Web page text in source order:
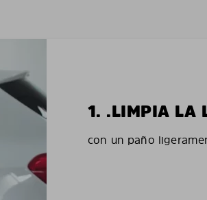
1. .LIMPIA LA
con un paño